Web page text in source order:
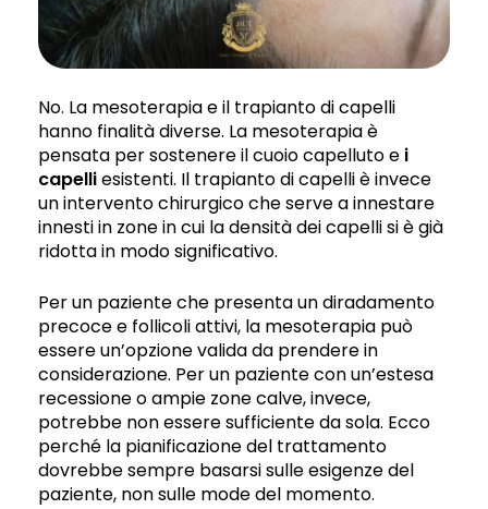
No. La mesoterapia e il trapianto di capelli
hanno finalità diverse. La mesoterapia è
pensata per sostenere il cuoio capelluto e i
capelliesistenti. Il trapianto di capelli è invece
un intervento chirurgico che serve a innestare
innesti in zone in cui la densità dei capelli si è già
ridotta in modo significativo.
Per un paziente che presenta un diradamento
precoce e follicoli attivi, la mesoterapia può
essere un’opzione valida da prendere in
considerazione. Per un paziente con un’estesa
recessione o ampie zone calve, invece,
potrebbe non essere sufficiente da sola. Ecco
perché la pianificazione del trattamento
dovrebbe sempre basarsi sulle esigenze del
paziente, non sulle mode del momento.